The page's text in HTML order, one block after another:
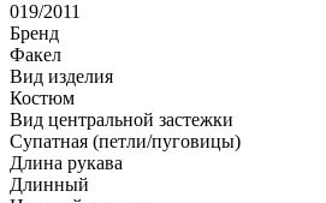
019/2011
Бренд
Факел
Вид изделия
Костюм
Вид центральной застежки
Супатная (петли/пуговицы)
Длина рукава
Длинный